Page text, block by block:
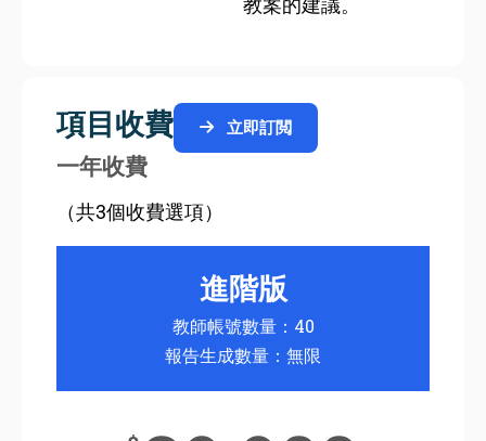
教案的建議。
項目收費 立即訂閲
一年收費
（共3個收費選項）
進階版
教師帳號數量：40
報告生成數量：無限